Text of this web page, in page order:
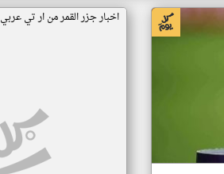
اخبار جزر القمر من ار تي عربي